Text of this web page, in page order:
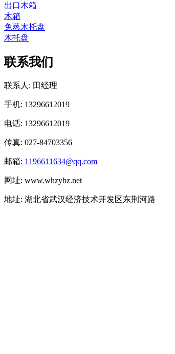
出口木箱
木箱
免蒸木托盘
木托盘
联系我们
联系人: 田经理
手机: 13296612019
电话: 13296612019
传真: 027-84703356
邮箱: 1196611634@qq.com
网址: www.whzybz.net
地址: 湖北省武汉经济技术开发区东荆河路